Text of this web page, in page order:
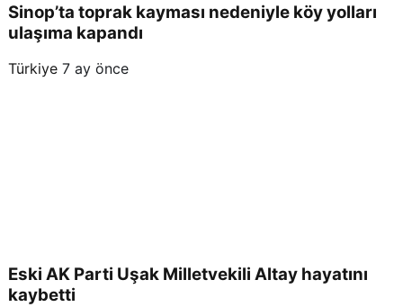
Sinop’ta toprak kayması nedeniyle köy yolları
ulaşıma kapandı
Türkiye 7 ay önce
Eski AK Parti Uşak Milletvekili Altay hayatını
kaybetti